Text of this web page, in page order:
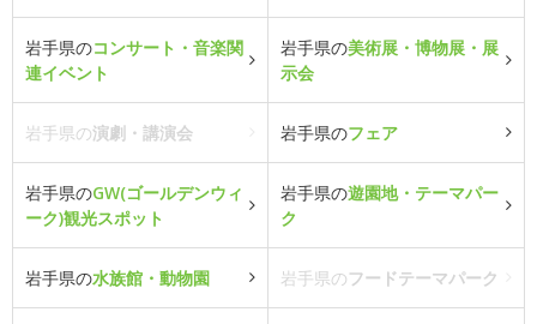
岩手県のコンサート・音楽関
連イベント
岩手県の美術展・博物展・展
示会
岩手県の演劇・講演会 岩手県のフェア
岩手県のGW(ゴールデンウィ
ーク)観光スポット
岩手県の遊園地・テーマパー
ク
岩手県の水族館・動物園 岩手県のフードテーマパーク